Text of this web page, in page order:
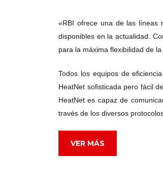
«RBI ofrece una de las líneas
disponibles en la actualidad.
para la máxima flexibilidad de la
Todos los equipos de
HeatNet sofisticada pero fácil
HeatNet es capaz de
través de los diversos
VER MÁS